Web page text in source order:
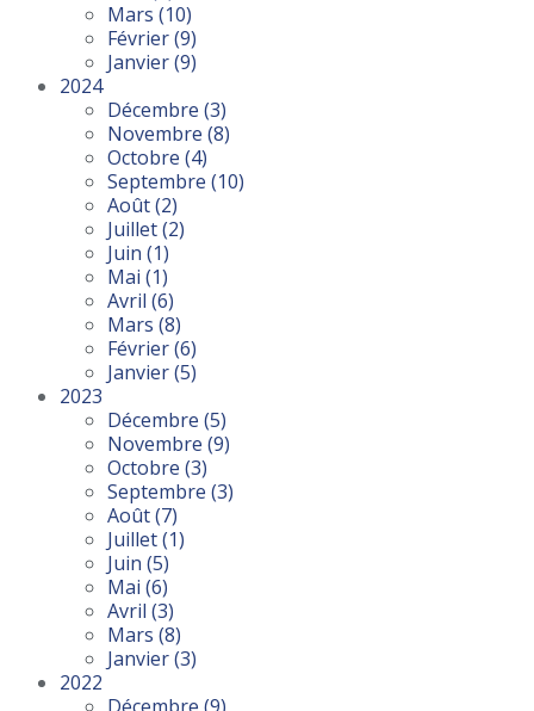
Mars (10)
Février(9)
Janvier(9)
2024
Décembre (3)
Novembre (8)
Octobre (4)
Septembre (10)
Août(2)
Juillet(2)
Juin (1)
Mai (1)
Avril (6)
Mars (8)
Février(6)
Janvier(5)
2023
Décembre (5)
Novembre (9)
Octobre (3)
Septembre (3)
Août(7)
Juillet(1)
Juin (5)
Mai (6)
Avril (3)
Mars (8)
Janvier(3)
2022